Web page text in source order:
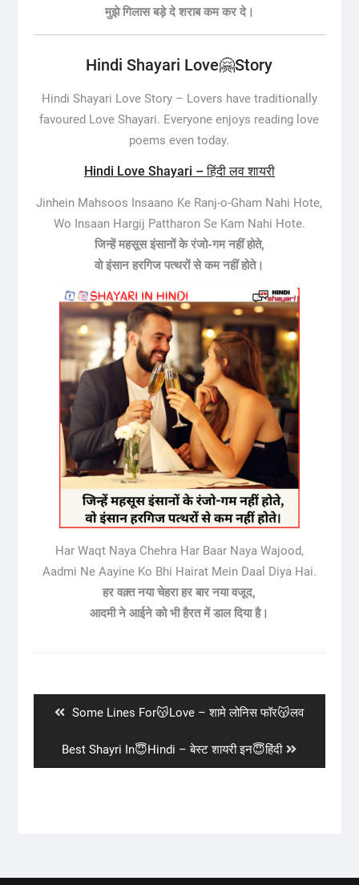
मुझे गिलास बड़े दे शराब कम कर दे।
Hindi Shayari Love🤗Story
Hindi Shayari Love Story – Lovers have traditionally
favoured Love Shayari. Everyone enjoys reading love
poems even today.
Hindi Love Shayari – हिंदी लव शायरी
Jinhein Mahsoos Insaano Ke Ranj-o-Gham Nahi Hote,
Wo Insaan Hargij Pattharon Se Kam Nahi Hote.
जिन्हें महसूस इंसानों के रंजो-गम नहीं होते,
वो इंसान हरगिज पत्थरों से कम नहीं होते।
Har Waqt Naya Chehra Har Baar Naya Wajood,
Aadmi Ne Aayine Ko Bhi Hairat Mein Daal Diya Hai.
हर वक़्त नया चेहरा हर बार नया वजूद,
आदमी ने आईने को भी हैरत में डाल दिया है।
Previous
Some Lines For😽Love – शामे लोनिस फॉर😽लव
Next
post:
Best Shayri In😇Hindi – बेस्ट शायरी इन😇हिंदी